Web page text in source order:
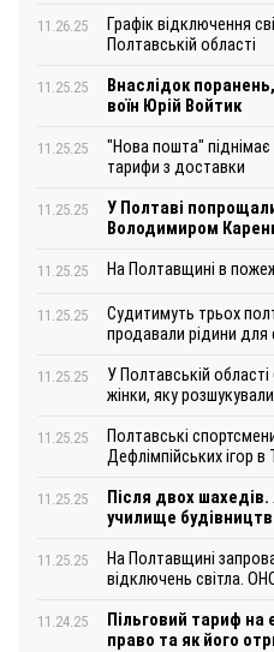
11.26.25
Графік відключення
Полтавській області
11.25.25
Внаслідок
воїн Юрій Войтик
11.25.25
"Нова пошта" піднімає
тарифи з доставки
11.25.25
У Полтаві
Володимиром
11.25.25 На Полтавщині в
11.25.25
Судитимуть трьох
продавали рідини для
11.25.25
У Полтавській
жінки, яку розшукували
11.25.25
Полтавські
Дефлімпійських ігор в
11.25.25
Після двох
училище
11.25.25
На Полтавщині
відключень світла.
11.24.25
Пільговий тариф на
право та як його